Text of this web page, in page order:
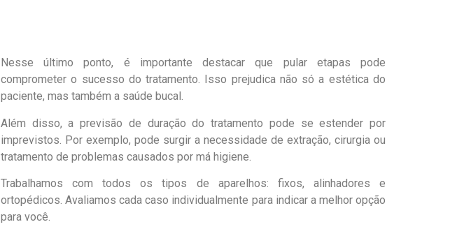
Nesse último ponto, é importante destacar que pular etapas pode
comprometer o sucesso do tratamento. Isso prejudica não só a estética do
paciente, mas também a saúde bucal.
Além disso, a previsão de duração do tratamento pode se estender por
imprevistos. Por exemplo, pode surgir a necessidade de extração, cirurgia ou
tratamento de problemas causados por má higiene.
Trabalhamos com todos os tipos de aparelhos: fixos, alinhadores e
ortopédicos. Avaliamos cada caso individualmente para indicar a melhor opção
para você.